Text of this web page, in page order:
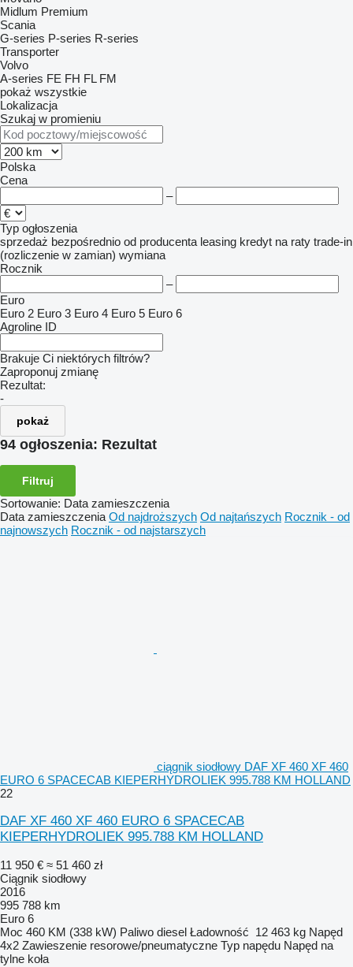
Midlum Premium
Scania
G-series P-series R-series
Transporter
Volvo
A-series FE FH FL FM
pokaż wszystkie
Lokalizacja
Szukaj w promieniu
Polska
Cena
–
Typ ogłoszenia
sprzedaż bezpośrednio od producenta leasing kredyt na raty trade-in
(rozliczenie w zamian) wymiana
Rocznik
–
Euro
Euro 2 Euro 3 Euro 4 Euro 5 Euro 6
Agroline ID
Brakuje Ci niektórych filtrów?
Zaproponuj zmianę
Rezultat:
-
pokaż
94 ogłoszenia: Rezultat
Filtruj
Sortowanie: Data zamieszczenia
Data zamieszczenia Od najdroższych Od najtańszych Rocznik - od
najnowszych Rocznik - od najstarszych
ciągnik siodłowy DAF XF 460 XF 460
EURO 6 SPACECAB KIEPERHYDROLIEK 995.788 KM HOLLAND
22
DAF XF 460 XF 460 EURO 6 SPACECAB
KIEPERHYDROLIEK 995.788 KM HOLLAND
11 950 € ≈ 51 460 zł
Ciągnik siodłowy
2016
995 788 km
Euro 6
Moc 460 KM (338 kW) Paliwo diesel Ładowność 12 463 kg Napęd
4x2 Zawieszenie resorowe/pneumatyczne Typ napędu Napęd na
tylne koła